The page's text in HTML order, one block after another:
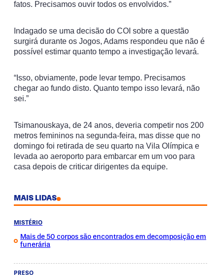
fatos. Precisamos ouvir todos os envolvidos.”
Indagado se uma decisão do COI sobre a questão
surgirá durante os Jogos, Adams respondeu que não é
possível estimar quanto tempo a investigação levará.
“Isso, obviamente, pode levar tempo. Precisamos
chegar ao fundo disto. Quanto tempo isso levará, não
sei.”
Tsimanouskaya, de 24 anos, deveria competir nos 200
metros femininos na segunda-feira, mas disse que no
domingo foi retirada de seu quarto na Vila Olímpica e
levada ao aeroporto para embarcar em um voo para
casa depois de criticar dirigentes da equipe.
MAIS LIDAS
MISTÉRIO
Mais de 50 corpos são encontrados em decomposição em
funerária
PRESO